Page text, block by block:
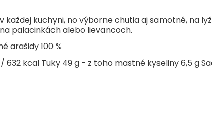
kuchyni, no výborne chutia aj samotné, na
palacinkách alebo lievancoch.
arašidy 100 %
632 kcal Tuky 49 g - z toho mastné kyseliny 6,5 g